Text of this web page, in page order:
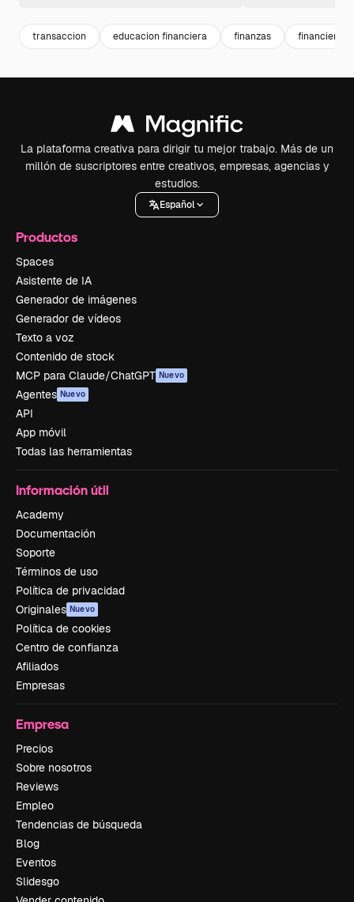
transaccion educacion financiera finanzas financiera
La plataforma creativa para dirigir tu mejor trabajo. Más de un
millón de suscriptores entre creativos, empresas, agencias y
estudios.
Español
Productos
Spaces
Asistente de IA
Generador de imágenes
Generador de vídeos
Texto a voz
Contenido de stock
MCP para Claude/ChatGPT Nuevo
Agentes Nuevo
API
App móvil
Todas las herramientas
Información útil
Academy
Documentación
Soporte
Términos de uso
Política de privacidad
Originales Nuevo
Política de cookies
Centro de confianza
Afiliados
Empresas
Empresa
Precios
Sobre nosotros
Reviews
Empleo
Tendencias de búsqueda
Blog
Eventos
Slidesgo